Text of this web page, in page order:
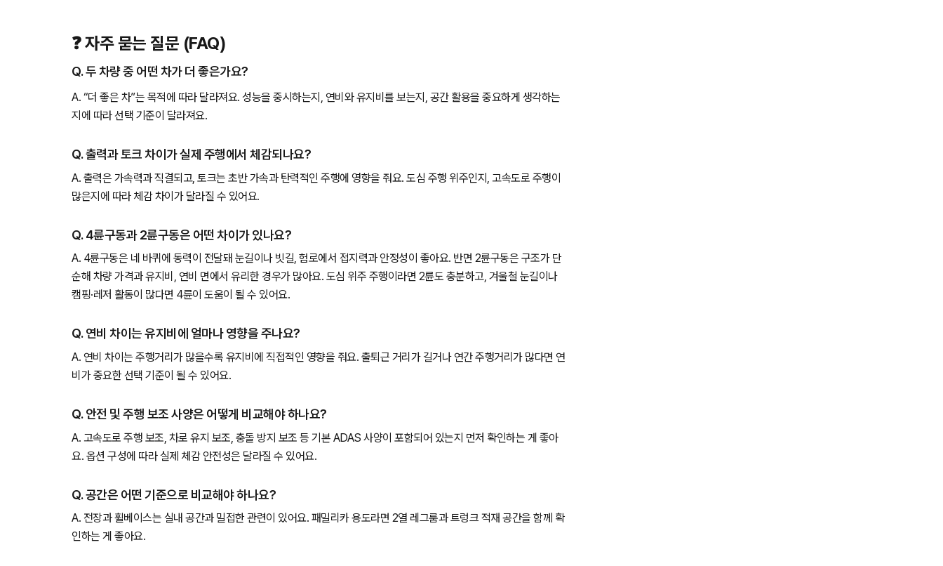
❓ 자주 묻는 질문 (FAQ)
Q. 두 차량 중 어떤 차가 더 좋은가요?
A. “더 좋은 차”는 목적에 따라 달라져요. 성능을 중시하는지, 연비와 유지비를 보는지, 공간 활용을 중요하게 생각하는
지에 따라 선택 기준이 달라져요.
Q. 출력과 토크 차이가 실제 주행에서 체감되나요?
A. 출력은 가속력과 직결되고, 토크는 초반 가속과 탄력적인 주행에 영향을 줘요. 도심 주행 위주인지, 고속도로 주행이
많은지에 따라 체감 차이가 달라질 수 있어요.
Q. 4륜구동과 2륜구동은 어떤 차이가 있나요?
A. 4륜구동은 네 바퀴에 동력이 전달돼 눈길이나 빗길, 험로에서 접지력과 안정성이 좋아요. 반면 2륜구동은 구조가 단
순해 차량 가격과 유지비, 연비 면에서 유리한 경우가 많아요. 도심 위주 주행이라면 2륜도 충분하고, 겨울철 눈길이나
캠핑·레저 활동이 많다면 4륜이 도움이 될 수 있어요.
Q. 연비 차이는 유지비에 얼마나 영향을 주나요?
A. 연비 차이는 주행거리가 많을수록 유지비에 직접적인 영향을 줘요. 출퇴근 거리가 길거나 연간 주행거리가 많다면 연
비가 중요한 선택 기준이 될 수 있어요.
Q. 안전 및 주행 보조 사양은 어떻게 비교해야 하나요?
A. 고속도로 주행 보조, 차로 유지 보조, 충돌 방지 보조 등 기본 ADAS 사양이 포함되어 있는지 먼저 확인하는 게 좋아
요. 옵션 구성에 따라 실제 체감 안전성은 달라질 수 있어요.
Q. 공간은 어떤 기준으로 비교해야 하나요?
A. 전장과 휠베이스는 실내 공간과 밀접한 관련이 있어요. 패밀리카 용도라면 2열 레그룸과 트렁크 적재 공간을 함께 확
인하는 게 좋아요.